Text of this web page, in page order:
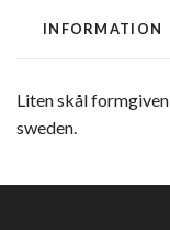
INFORMATION
Liten skål
sweden.